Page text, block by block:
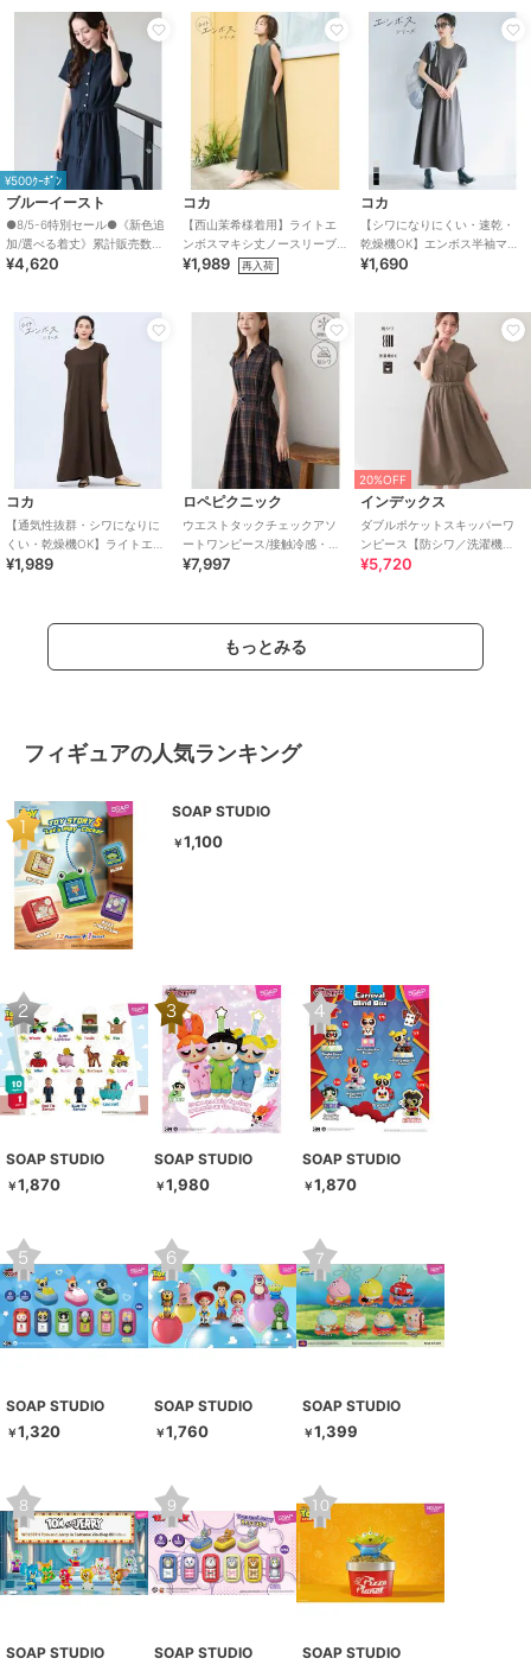
¥500ｸｰﾎﾟﾝ
ブルーイースト
●8/5-6特別セール●《新色追
加/選べる着丈》累計販売数
70000枚突破！アソート柄ワ
¥4,620
コカ
【西山茉希様着用】ライトエ
ンボスマキシ丈ノースリーブ
ワンピース 全4色 / シワになり
¥1,989 再入荷
コカ
【シワになりにくい・速乾・
乾燥機OK】エンボス半袖マキ
シワンピース 全4色
¥1,690
コカ
【通気性抜群・シワになりに
くい・乾燥機OK】ライトエン
ボスマキシロールアップワン
¥1,989
ロペピクニック
ウエストタックチェックアソ
ートワンピース/接触冷感・防
シワ・リンクコーデ
¥7,997
20%OFF
インデックス
ダブルポケットスキッパーワ
ンピース【防シワ／洗濯機
OK】《XS～3L／6col》
¥5,720
もっとみる
フィギュアの人気ランキング
SOAP STUDIO
￥1,100
SOAP STUDIO
￥1,870
SOAP STUDIO
￥1,980
SOAP STUDIO
￥1,870
SOAP STUDIO
￥1,320
SOAP STUDIO
￥1,760
SOAP STUDIO
￥1,399
SOAP STUDIO SOAP STUDIO SOAP STUDIO